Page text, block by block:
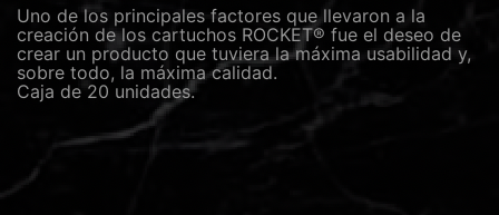
Uno de los principales factores que llevaron a la
creación de los cartuchos ROCKET® fue el deseo de
crear un producto que tuviera la máxima usabilidad y,
sobre todo, la máxima calidad.
Caja de 20 unidades.